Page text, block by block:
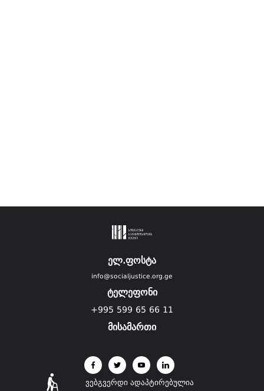
ელ.ფოსტა
info@socialjustice.org.ge
ტელეფონი
+995 599 65 66 11
მისამართი
ვებგვერდი ადაპტირებულია